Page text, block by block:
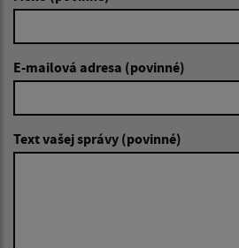
E-mailová adresa (povinné)
Text vašej správy (povinné)